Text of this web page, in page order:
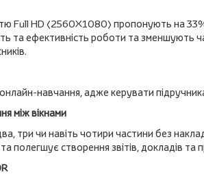
Full HD (2560X1080) пропонують на
та ефективність роботи та зменшують
навчання, адже керувати
між вікнами
три чи навіть чотири частини без
полегшує створення звітів, докладів та